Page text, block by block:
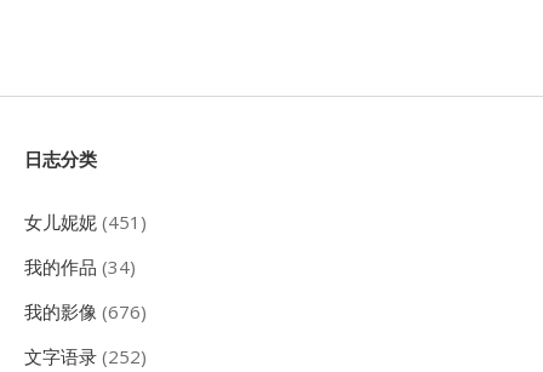
Sidebar
日志分类
女儿妮妮 (451)
我的作品 (34)
我的影像 (676)
文字语录 (252)